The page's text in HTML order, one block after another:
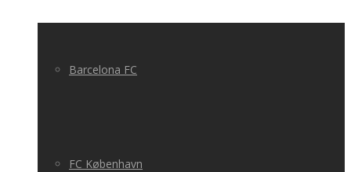
Barcelona FC
FC København